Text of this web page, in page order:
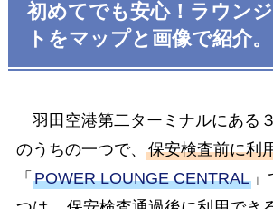
初めてでも安心！ラウン
トをマップと画像で紹介。
羽田空港第二ターミナルにある
のうちの一つで、 保安検査前に利
「 POWER LOUNGE CENTRAL」